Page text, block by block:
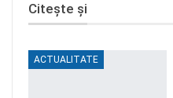
Citește și
ACTUALITATE